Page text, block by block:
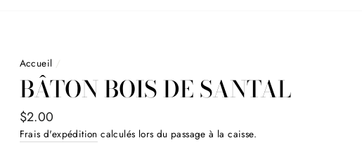
Accueil /
BÂTON BOIS DE SANTAL
Prix
régulier
$2.00
Frais d'expédition calculés lors du passage à la caisse.